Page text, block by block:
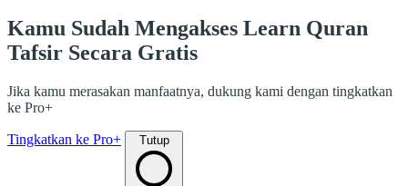
Kamu Sudah Mengakses Learn Quran
Tafsir Secara Gratis
Jika kamu merasakan manfaatnya, dukung kami dengan tingkatkan
ke Pro+
Tingkatkan ke Pro+ Tutup